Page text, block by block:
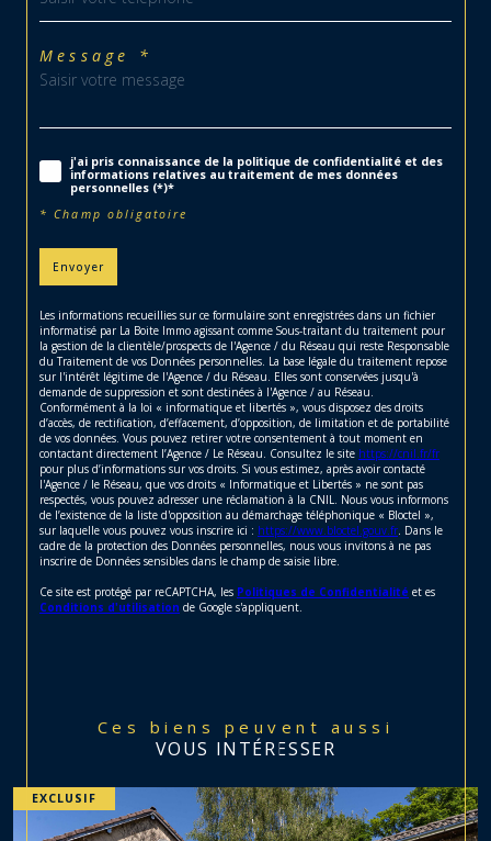
Message *
j'ai pris connaissance de la politique de confidentialité et des
informations relatives au traitement de mes données
personnelles (*)*
* Champ obligatoire
Envoyer
Les informations recueillies sur ce formulaire sont enregistrées dans un fichier
informatisé par La Boite Immo agissant comme Sous-traitant du traitement pour
la gestion de la clientèle/prospects de l'Agence / du Réseau qui reste Responsable
du Traitement de vos Données personnelles. La base légale du traitement repose
sur l'intérêt légitime de l'Agence / du Réseau. Elles sont conservées jusqu'à
demande de suppression et sont destinées à l'Agence / au Réseau.
Conformément à la loi « informatique et libertés », vous disposez des droits
d’accès, de rectification, d’effacement, d’opposition, de limitation et de portabilité
de vos données. Vous pouvez retirer votre consentement à tout moment en
contactant directement l’Agence / Le Réseau. Consultez le site https://cnil.fr/fr
pour plus d’informations sur vos droits. Si vous estimez, après avoir contacté
l'Agence / le Réseau, que vos droits « Informatique et Libertés » ne sont pas
respectés, vous pouvez adresser une réclamation à la CNIL. Nous vous informons
de l’existence de la liste d'opposition au démarchage téléphonique « Bloctel »,
sur laquelle vous pouvez vous inscrire ici : https://www.bloctel.gouv.fr. Dans le
cadre de la protection des Données personnelles, nous vous invitons à ne pas
inscrire de Données sensibles dans le champ de saisie libre.
Ce site est protégé par reCAPTCHA, les Politiques de Confidentialité et es
Conditions d'utilisation de Google s'appliquent.
Ces biens peuvent aussi
VOUS INTÉRESSER
EXCLUSIF